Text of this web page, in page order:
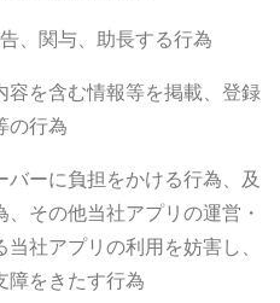
、関与、助長する行為
を含む情報等を掲載、登録
の行為
ーに負担をかける行為、及
その他当社アプリの運営・
社アプリの利用を妨害し、
障をきたす行為